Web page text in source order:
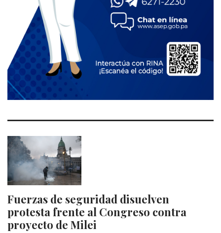
Fuerzas de seguridad disuelven
protesta frente al Congreso contra
proyecto de Milei